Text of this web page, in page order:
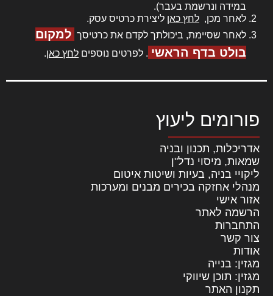
במידה ונרשמת בעבר).
לאחר מכן, לחץ כאן ליצירת כרטיס עסק.
לאחר שסיימת, ביכולתך לקדם את כרטיסך למקום
בולט בדף הראשי . לפרטים נוספים לחץ כאן.
פורומים ליעוץ
אדריכלות, תכנון ובניה
שמאות, מיסוי נדל"ן
ליקויי בניה, בעיות ושיטות איטום
מנהלי אחזקה בכירים מבנים ומערכות
אזור אישי
הרשמה לאתר
התחברות
צור קשר
אודות
מגזין: בנייה
מגזין: תוכן שיווקי
תקנון האתר